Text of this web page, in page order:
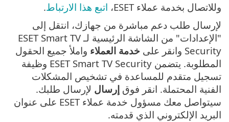
وللاتصال بخدمة عملاء ESET،
اتبع هذا الارتباط.
لإرسال طلب دعم مباشرة من جهازك، انتقل إلى
"الإعدادات" من الشاشة الرئيسية لـ ESET Smart TV
Security وانقر على
خدمة العملاء واملأ جميع الحقول
المطلوبة. يتضمن ESET Smart TV Security وظيفة
تسجيل متقدم للمساعدة في تشخيص المشكلات
الفنية المحتملة. انقر فوق إرسال لإرسال طلبك.
سيتواصل معك مسؤول خدمة عملاء ESET على عنوان
البريد الإلكتروني الذي قدمته.